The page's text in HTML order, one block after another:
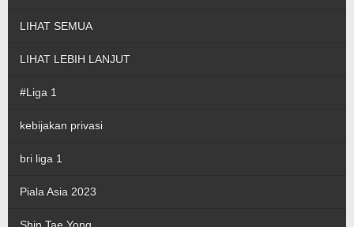
LIHAT SEMUA
LIHAT LEBIH LANJUT
#Liga 1
kebijakan privasi
bri liga 1
Piala Asia 2023
Shin Tae Yong